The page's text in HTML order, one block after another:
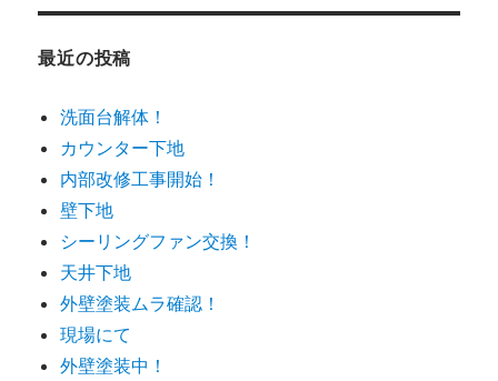
ー
最近の投稿
洗面台解体！
カウンター下地
内部改修工事開始！
壁下地
シーリングファン交換！
天井下地
外壁塗装ムラ確認！
現場にて
外壁塗装中！